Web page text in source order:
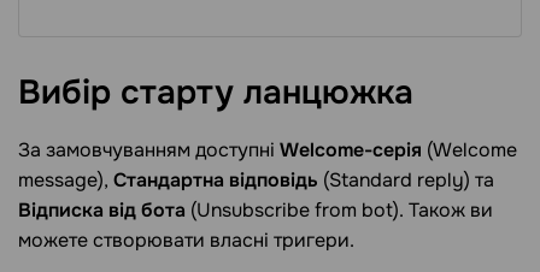
Вибір старту ланцюжка
За замовчуванням доступні Welcome-серія (Welcome
message), Стандартна відповідь (Standard reply) та
Відписка від бота (Unsubscribe from bot). Також ви
можете створювати власні тригери.